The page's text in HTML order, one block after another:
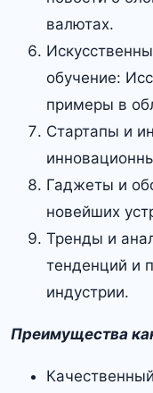
валютах.
обучение:
примеры в
Стартапы и
Гаджеты и
новейших
Тренды и
тенденций и
индустрии.
Преимущества